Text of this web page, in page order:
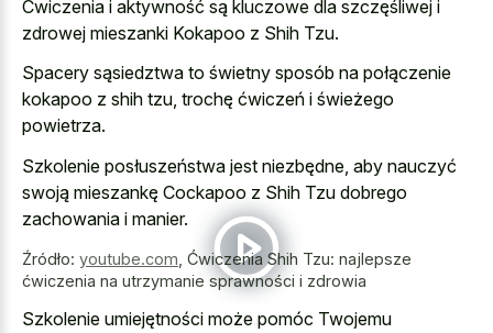
Ćwiczenia i aktywność są kluczowe dla szczęśliwej i
zdrowej mieszanki Kokapoo z Shih Tzu.
Spacery sąsiedztwa to świetny sposób na połączenie
kokapoo z shih tzu, trochę ćwiczeń i świeżego
powietrza.
Szkolenie posłuszeństwa jest niezbędne, aby nauczyć
swoją mieszankę Cockapoo z Shih Tzu dobrego
zachowania i manier.
Źródło: youtube.com Ćwiczenia Shih Tzu: najlepsze
ćwiczenia na utrzymanie sprawności i zdrowia
Szkolenie umiejętności może pomóc Twojemu